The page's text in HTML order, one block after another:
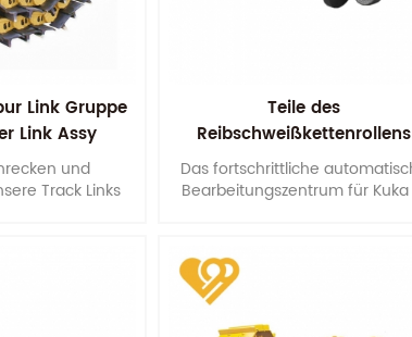
Link Gruppe
Link Assy
und
Track Links
Teile des
Reibschweißkettenrollens
Das fortschrittliche
Bearbeitungszentrum für Kuka
Montageabmessungen. Dies
maximiert die Lebensdauer